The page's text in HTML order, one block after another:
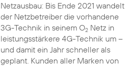
Netzausbau: Bis Ende 2021 wandelt
der Netzbetreiber die vorhandene
3G-Technik in seinem O2Netz in
leistungsstärkere 4G-Technik um –
und damit ein Jahr schneller als
geplant. Kunden aller Marken von